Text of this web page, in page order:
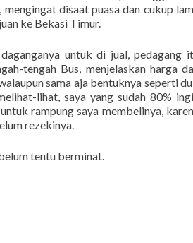
disaat puasa dan cukup
ke Bekasi Timur.
untuk di jual, pedagang
tengah Bus, menjelaskan harga
sama aja bentuknya seperti
lihat, saya yang sudah 80%
rampung saya membelinya,
rezekinya.
tentu berminat.